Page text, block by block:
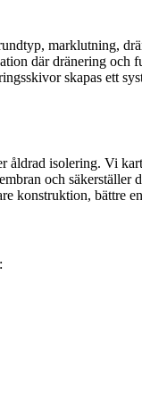
marklutning,
där dränering och
skapas ett
isolering. Vi
och
konstruktion, bättre